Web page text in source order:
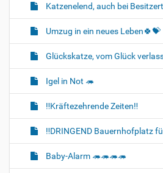
Katzenelend, auch bei
Umzug in ein neues Leben🍀💝
Glückskatze, vom Glück
Igel in Not 🦔
‼️Kräftezehrende Zeiten‼️
‼️DRINGEND Bauernhofplatz
Baby-Alarm 🦔🦔🦔🦔